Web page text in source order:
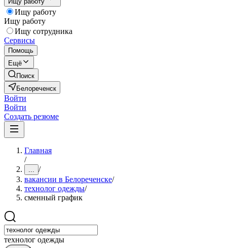
Ищу работу
Ищу работу
Ищу сотрудника
Сервисы
Помощь
Ещё
Поиск
Белореченск
Войти
Войти
Создать резюме
Главная
/
... /
вакансии в Белореченске/
технолог одежды/
сменный график
технолог одежды